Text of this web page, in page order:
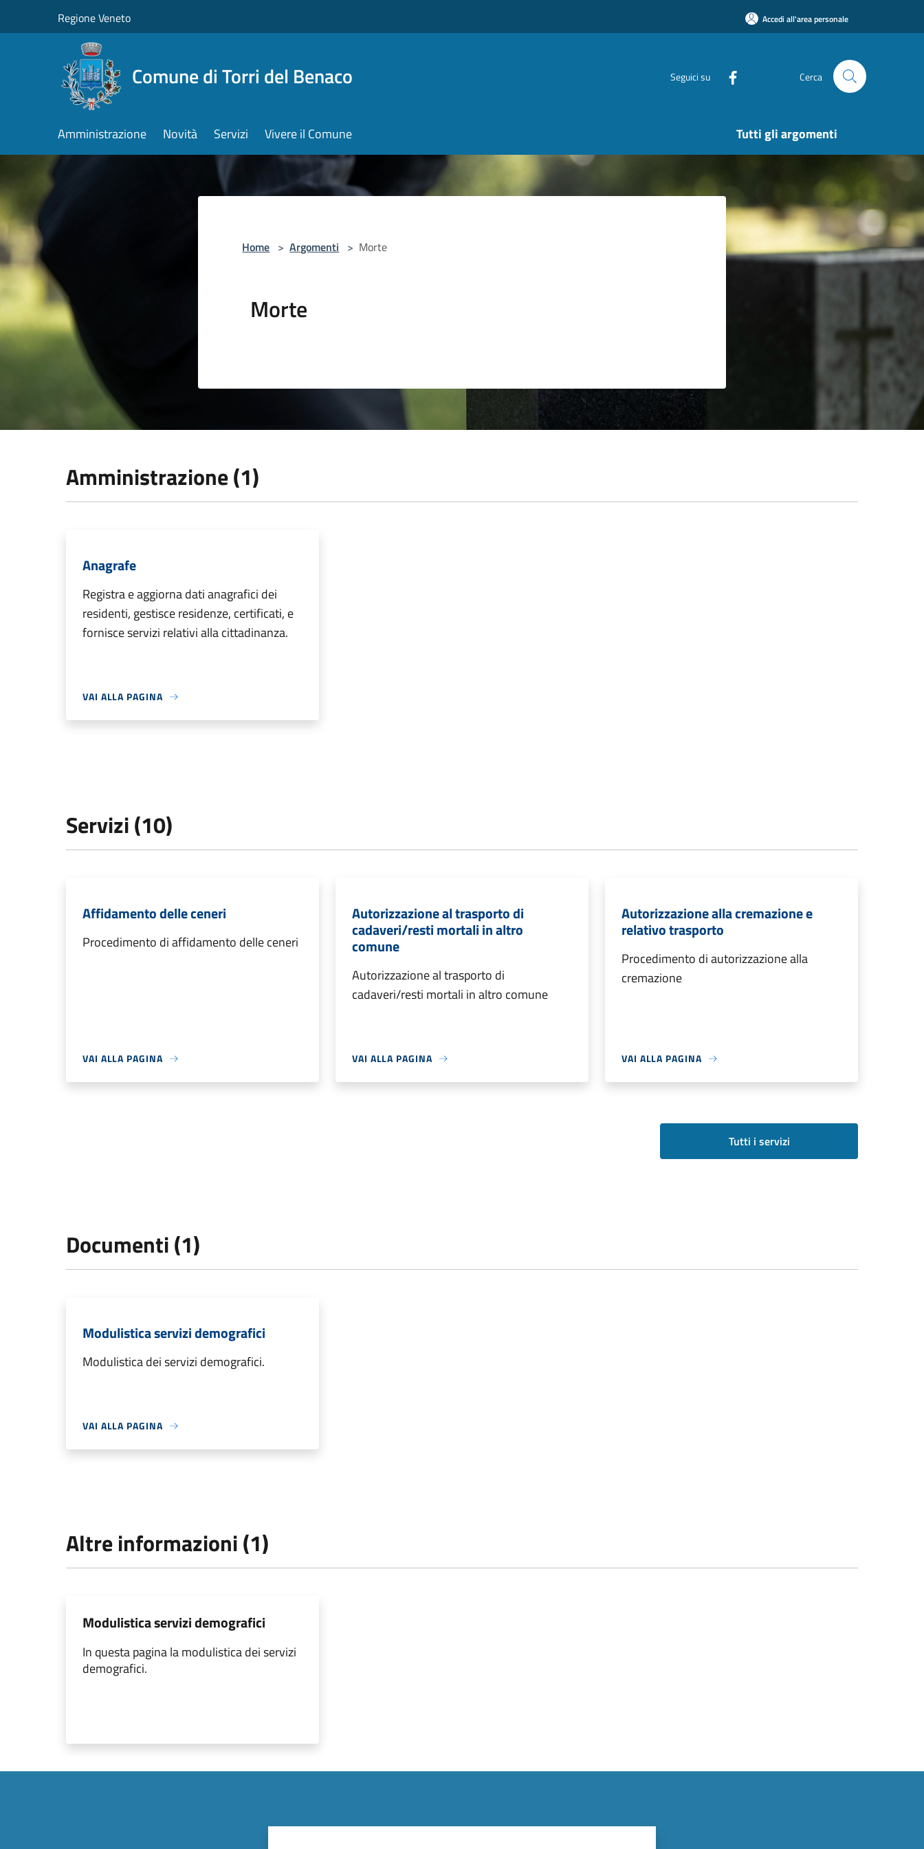
Regione Veneto Accedi all'area personale
Comune di Torri del Benaco Seguici su Cerca
Amministrazione Novità Servizi Vivere il Comune Tutti gli argomenti
Home > Argomenti > Morte
Morte
Amministrazione (1)
Anagrafe
Registra e aggiorna dati anagrafici dei
residenti, gestisce residenze, certificati, e
fornisce servizi relativi alla cittadinanza.
VAI ALLA PAGINA
Servizi (10)
Affidamento delle ceneri
Procedimento di affidamento delle ceneri
VAI ALLA PAGINA
Autorizzazione al trasporto di
cadaveri/resti mortali in altro
comune
Autorizzazione al trasporto di
cadaveri/resti mortali in altro comune
VAI ALLA PAGINA
Autorizzazione alla cremazione e
relativo trasporto
Procedimento di autorizzazione alla
cremazione
VAI ALLA PAGINA
Tutti i servizi
Documenti (1)
Modulistica servizi demografici
Modulistica dei servizi demografici.
VAI ALLA PAGINA
Altre informazioni (1)
Modulistica servizi demografici
In questa pagina la modulistica dei servizi
demografici.